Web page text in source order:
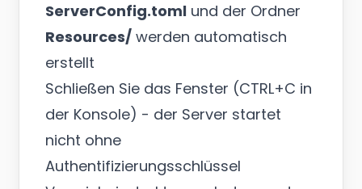
ServerConfig.toml und der Ordner
Resources/ werden automatisch
erstellt
Schließen Sie das Fenster (CTRL+C in
der Konsole) - der Server startet
nicht ohne
Authentifizierungsschlüssel